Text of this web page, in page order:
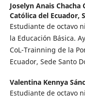
Joselyn Anais Chacha
Católica del Ecuador,
Estudiante de octavo
la Educación Básica.
CoL-Trainning de la
Ecuador, Sede Santo
Valentina Kennya
Estudiante de octavo